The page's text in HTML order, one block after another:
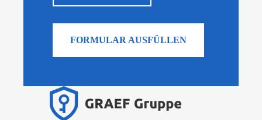
FORMULAR AUSFÜLLEN